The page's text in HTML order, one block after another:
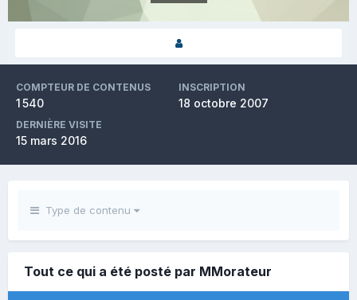
COMPTEUR DE CONTENUS
1 540
INSCRIPTION
18 octobre 2007
DERNIÈRE VISITE
15 mars 2016
Type de contenu
Tout ce qui a été posté par MMorateur